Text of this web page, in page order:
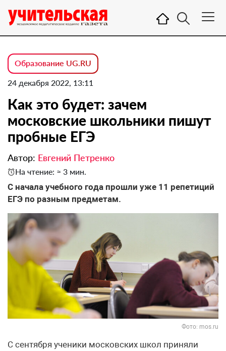
Образование UG.RU
24 декабря 2022, 13:11
Как это будет: зачем
московские школьники пишут
пробные ЕГЭ
Автор: Евгений Петренко
На чтение: ≈ 3 мин.
С начала учебного года прошли уже 11 репетиций
ЕГЭ по разным предметам.
Фото: mos.ru
С сентября ученики московских школ приняли